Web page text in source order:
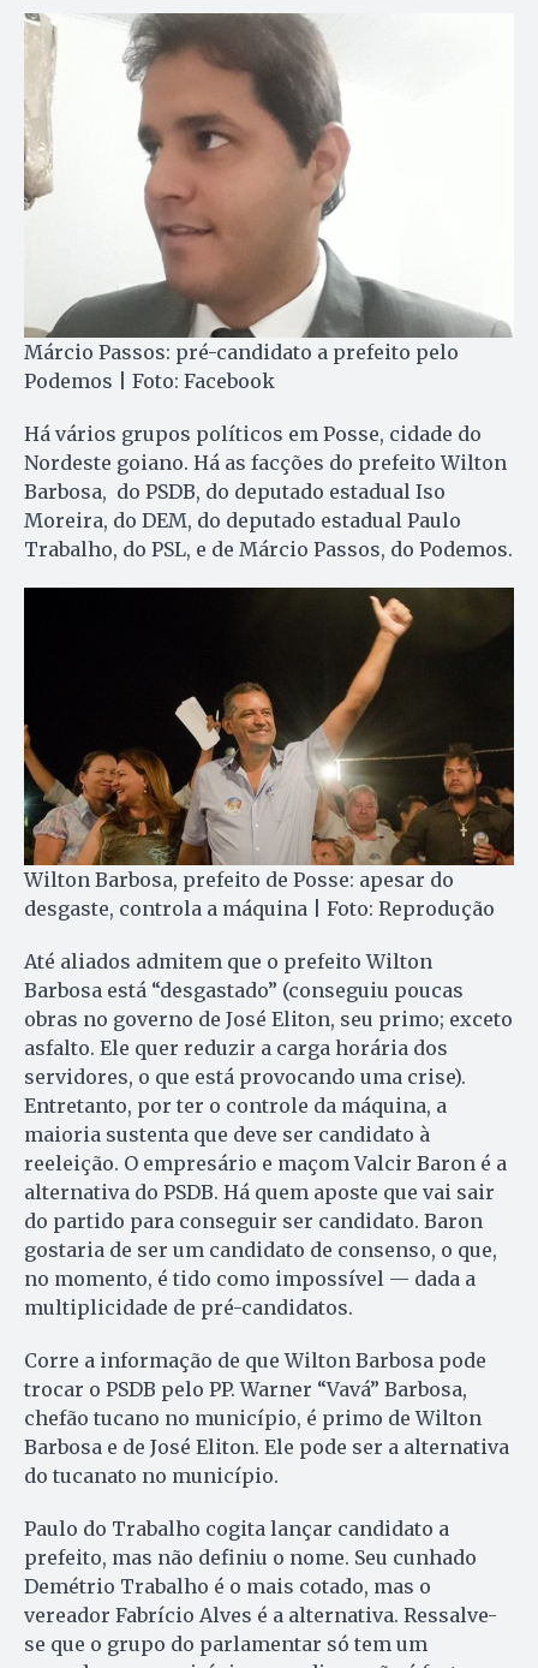
Márcio Passos: pré-candidato a prefeito pelo
Podemos | Foto: Facebook
Há vários grupos políticos em Posse, cidade do
Nordeste goiano. Há as facções do prefeito Wilton
Barbosa, do PSDB, do deputado estadual Iso
Moreira, do DEM, do deputado estadual Paulo
Trabalho, do PSL, e de Márcio Passos, do Podemos.
Wilton Barbosa, prefeito de Posse: apesar do
desgaste, controla a máquina | Foto: Reprodução
Até aliados admitem que o prefeito Wilton
Barbosa está “desgastado” (conseguiu poucas
obras no governo de José Eliton, seu primo; exceto
asfalto. Ele quer reduzir a carga horária dos
servidores, o que está provocando uma crise).
Entretanto, por ter o controle da máquina, a
maioria sustenta que deve ser candidato à
reeleição. O empresário e maçom Valcir Baron é a
alternativa do PSDB. Há quem aposte que vai sair
do partido para conseguir ser candidato. Baron
gostaria de ser um candidato de consenso, o que,
no momento, é tido como impossível — dada a
multiplicidade de pré-candidatos.
Corre a informação de que Wilton Barbosa pode
trocar o PSDB pelo PP. Warner “Vavá” Barbosa,
chefão tucano no município, é primo de Wilton
Barbosa e de José Eliton. Ele pode ser a alternativa
do tucanato no município.
Paulo do Trabalho cogita lançar candidato a
prefeito, mas não definiu o nome. Seu cunhado
Demétrio Trabalho é o mais cotado, mas o
vereador Fabrício Alves é a alternativa. Ressalve-
se que o grupo do parlamentar só tem um